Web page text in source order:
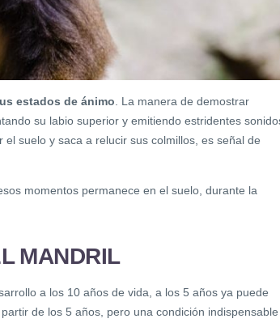
s estados de ánimo . La manera de demostrar
su labio superior y emitiendo estridentes
suelo y saca a relucir sus colmillos, es señal de
momentos permanece en el suelo, durante la
MANDRIL
a los 10 años de vida, a los 5 años ya puede
de los 5 años, pero una condición indispensable